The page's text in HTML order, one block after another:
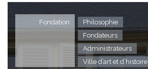
Fondation
Philosophie
Fondateurs
Administrateurs
Ville d’art et d’histoire